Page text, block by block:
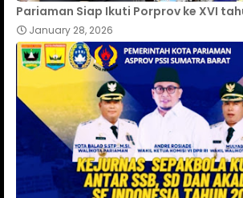
Pariaman Siap Ikuti Porprov ke XVI
January 28, 2026